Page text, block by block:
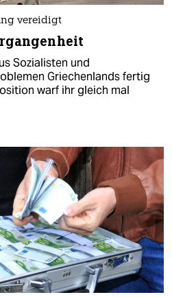
vereidigt
Sozialisten und
Griechenlands fertig
warf ihr gleich mal